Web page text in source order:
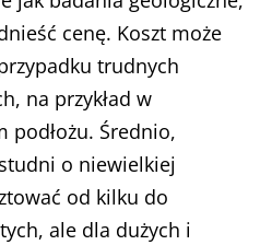
cenę. Koszt może
trudnych
na przykład w
podłożu. Średnio,
o niewielkiej
od kilku do
ale dla dużych i